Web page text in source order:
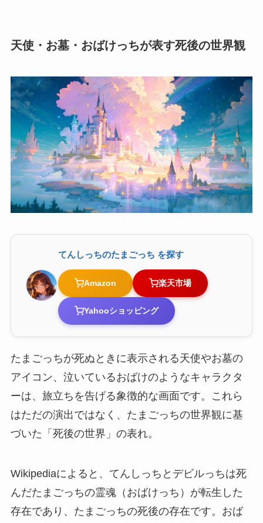
天使・お墓・おばけっちが表す死後の世界観
てんしっちのたまごっち を探す
Amazon 楽天市場
Yahooショッピング
たまごっちが死ぬときに表示される天使やお墓の
アイコン、泣いているおばけのようなキャラクタ
ーは、旅立ちを告げる象徴的な画面です。これら
はただの演出ではなく、たまごっちの世界観に基
づいた「死後の世界」の表れ。
Wikipediaによると、てんしっちとデビルっちは死
んだたまごっちの霊魂（おばけっち）が転生した
存在であり、たまごっちの死後の存在です。おば